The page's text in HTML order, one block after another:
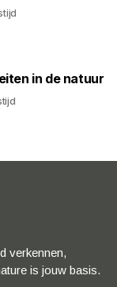
in de natuur
verkennen,
is jouw basis.